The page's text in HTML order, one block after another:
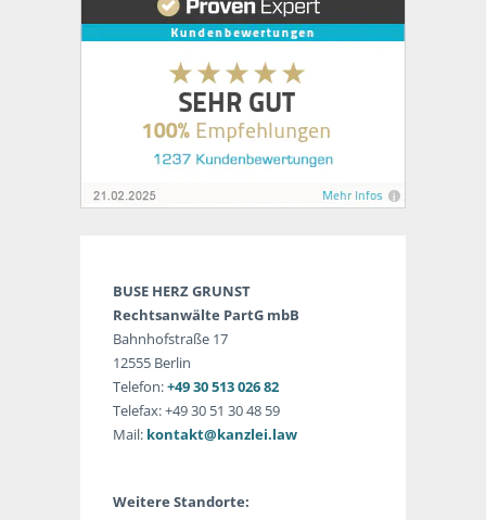
BUSE HERZ GRUNST
Rechtsanwälte PartG mbB
Bahnhofstraße 17
12555 Berlin
Telefon:+49 30 513 026 82
Telefax: +49 30 51 30 48 59
Mail: kontakt@kanzlei.law
Weitere Standorte: